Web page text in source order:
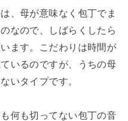
、母が意味なく包丁でま
なので、しばらくしたら
ます。こだわりは時間が
いるのですが、うちの母
いタイプです。
何も切ってない包丁の音